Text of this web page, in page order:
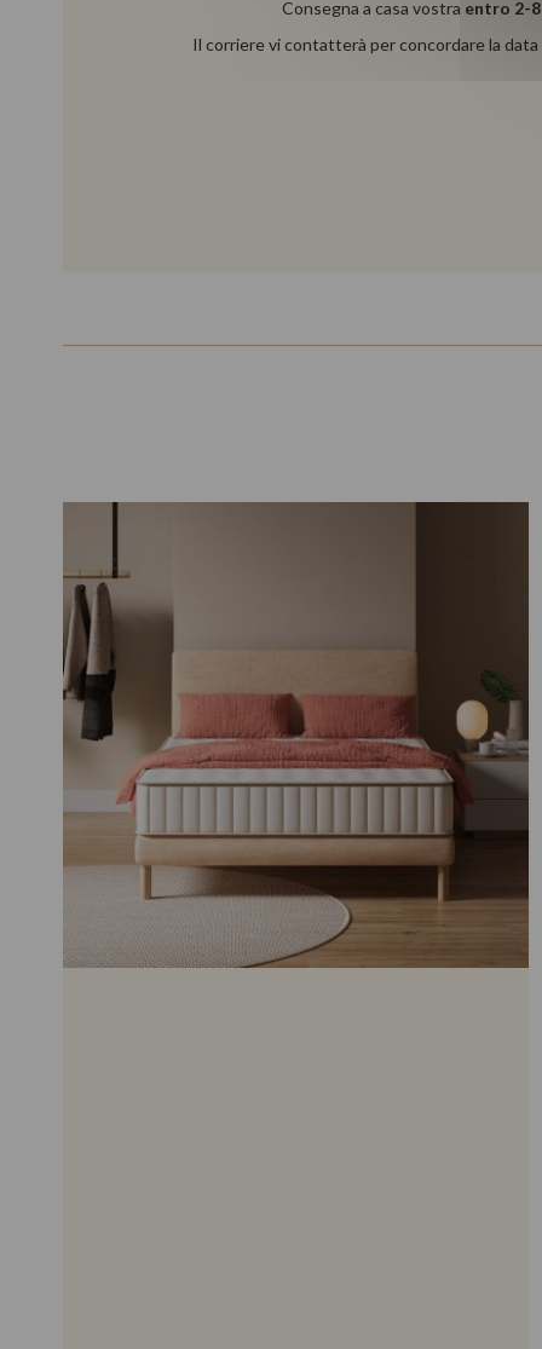
Consegna a casa vostra entro 2-
Il corriere vi contatterà per concordare la data